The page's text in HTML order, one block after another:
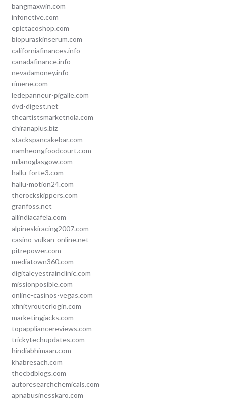
bangmaxwin.com
infonetive.com
epictacoshop.com
biopuraskinserum.com
californiafinances.info
canadafinance.info
nevadamoney.info
rimene.com
ledepanneur-pigalle.com
dvd-digest.net
theartistsmarketnola.com
chiranaplus.biz
stackspancakebar.com
namheongfoodcourt.com
milanoglasgow.com
hallu-forte3.com
hallu-motion24.com
therockskippers.com
granfoss.net
allindiacafela.com
alpineskiracing2007.com
casino-vulkan-online.net
pitrepower.com
mediatown360.com
digitaleyestrainclinic.com
missionposible.com
online-casinos-vegas.com
xfinityrouterlogin.com
marketingjacks.com
topappliancereviews.com
trickytechupdates.com
hindiabhimaan.com
khabresach.com
thecbdblogs.com
autoresearchchemicals.com
apnabusinesskaro.com